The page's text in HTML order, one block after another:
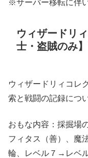
※サーバー移転に伴
ウィザードリ
士・盗賊のみ
ウィザードリィコレ
索と戦闘の記録につ
おもな内容：採掘場
フィタス（善）、魔
輪、レベル７→レベ